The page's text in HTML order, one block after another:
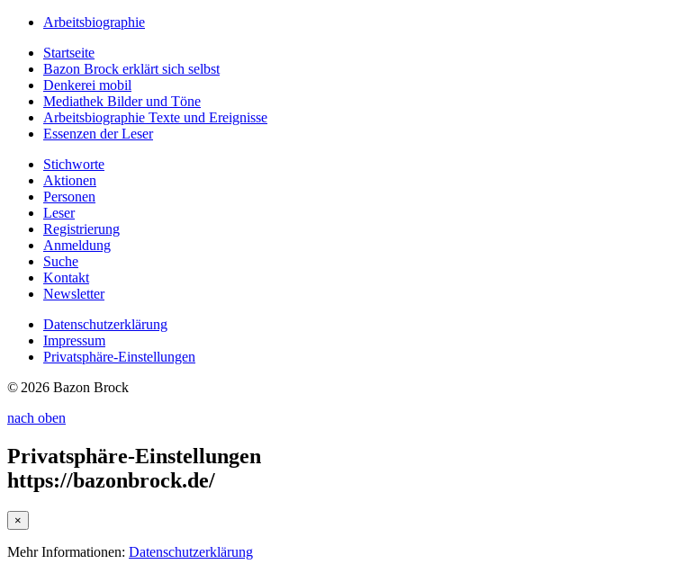
Arbeitsbiographie
Startseite
Bazon Brock erklärt sich selbst
Denkerei mobil
Mediathek Bilder und Töne
Arbeitsbiographie Texte und Ereignisse
Essenzen der Leser
Stichworte
Aktionen
Personen
Leser
Registrierung
Anmeldung
Suche
Kontakt
Newsletter
Datenschutzerklärung
Impressum
Privatsphäre-Einstellungen
© 2026 Bazon Brock
nach oben
Privatsphäre-Einstellungen
https://bazonbrock.de/
×
Mehr Informationen: Datenschutzerklärung